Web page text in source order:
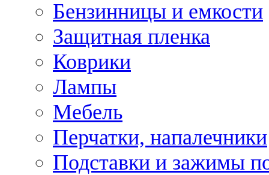
Бензинницы и емкости
Защитная пленка
Коврики
Лампы
Мебель
Перчатки, напалечники
Подставки и зажимы